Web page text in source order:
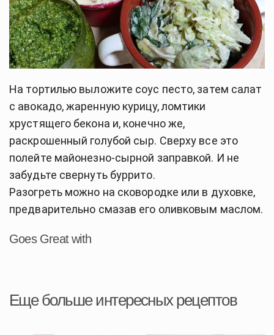
На тортилью выложите соус песто, затем салат
с авокадо, жаренную курицу, ломтики
хрустящего бекона и, конечно же,
раскрошенный голубой сыр. Сверху все это
полейте майонезно-сырной заправкой. И не
забудьте свернуть буррито.
Разогреть можно на сковородке или в духовке,
предварительно смазав его оливковым маслом.
Goes Great with
Еще больше интересных рецептов